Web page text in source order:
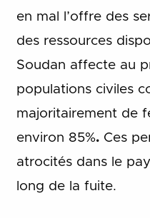
en mal l’offre des
des ressources
Soudan affecte au
populations civiles
majoritairement de
environ 85%. Ces
atrocités dans le
long de la fuite.